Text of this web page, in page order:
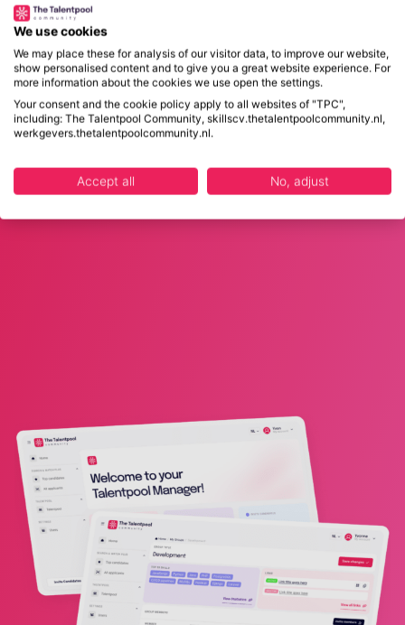
We use cookies
We may place these for analysis of our visitor data, to improve our website,
show personalised content and to give you a great website experience. For
more information about the cookies we use open the settings.
Your consent and the cookie policy apply to all websites of "TPC",
including: The Talentpool Community, skillscv.thetalentpoolcommunity.nl,
werkgevers.thetalentpoolcommunity.nl.
Accept all No, adjust